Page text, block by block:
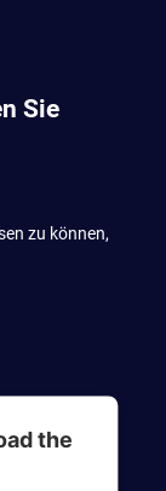
Sie
zu können,
the